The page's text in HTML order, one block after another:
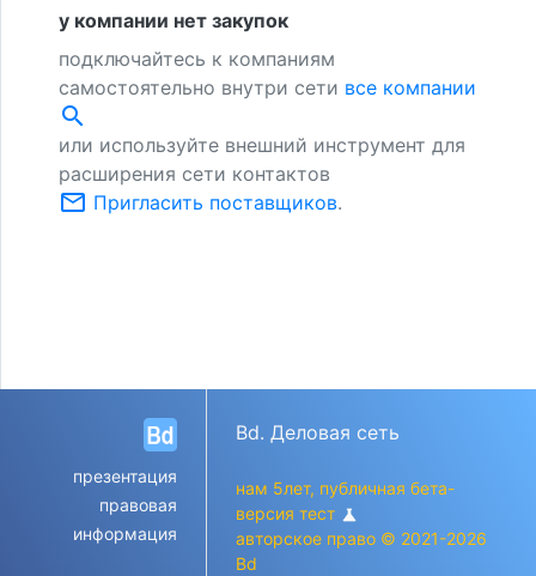
у компании нет закупок
подключайтесь к компаниям
самостоятельно внутри сети все компании
search
или используйте внешний инструмент для
расширения сети контактов
mail_outline Пригласить поставщиков.
презентация
правовая
информация
Bd. Деловая сеть
нам 5лет, публичная бета-
версия тест science
авторское право © 2021-2026
Bd